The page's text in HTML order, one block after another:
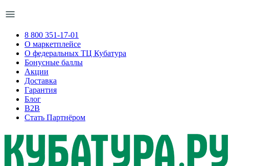
8 800 351-17-01
О маркетплейсе
О федеральных ТЦ Кубатура
Бонусные баллы
Акции
Доставка
Гарантия
Блог
B2B
Стать Партнёром